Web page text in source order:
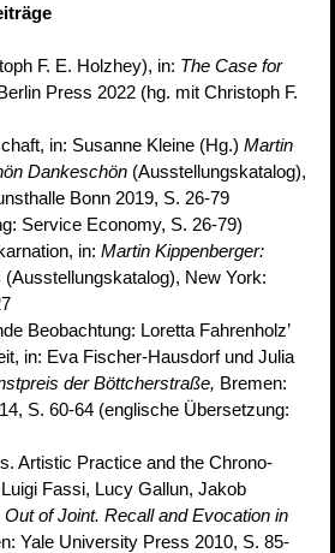
F. E. Holzhey), in: The Case for
Press 2022 (hg. mit Christoph F.
in: Susanne Kleine (Hg.) Martin
Dankeschön (Ausstellungskatalog),
Bonn 2019, S. 26-79
Service Economy, S. 26-79)
in: Martin Kippenberger:
(Ausstellungskatalog), New York:
Beobachtung: Loretta Fahrenholz’
in: Eva Fischer-Hausdorf und Julia
der Böttcherstraße, Bremen:
S. 60-64 (englische Übersetzung:
Artistic Practice and the Chrono-
Fassi, Lucy Gallun, Jakob
Out of Joint. Recall and Evocation in
Yale University Press 2010, S. 85-